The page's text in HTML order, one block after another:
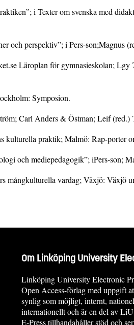
i Texter om svenska med
och perspektiv”; i Pers-son;Magnus
Läroplan för gymnasieskolan;
Symposion.
Carl Anders & Östman; Leif
kulturella praktik; Malmö: Rap-porter
och mediepedagogik”; iPers-son;
mångkulturella vardag; Växjö: Växjö
Om Linköping University
Linköping University Electronic
Open Access-förlag med uppgift
synlig som möjligt, internt,
internationellt och är en del av
E-Press tillhandahåller stöd och